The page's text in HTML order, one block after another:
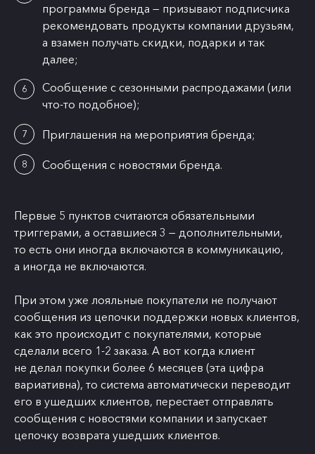
программы бренда — призывают подписчика
рекомендовать продукты компании друзьям,
а взамен получать скидки, подарки и так
далее;
Сообщение с сезонными распродажами (или
что-то подобное);
Приглашения на мероприятия бренда;
Сообщения с новостями бренда.
Первые 5 пунктов считаются обязательными
триггерами, а оставшиеся 3 — дополнительными,
то есть они иногда включаются в коммуникацию,
а иногда не включаются.
При этом уже лояльные покупатели не получают
сообщения из цепочки поддержки новых клиентов,
как это происходит с покупателями, которые
сделали всего 1-2 заказа. А вот когда клиент
не делал покупки более 6 месяцев (эта цифра
вариативна), то система автоматически переводит
его в ушедших клиентов, перестает отправлять
сообщения с новостями компании и запускает
цепочку возврата ушедших клиентов.